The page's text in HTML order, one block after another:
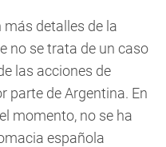
detalles de la
no se trata de un caso
las acciones de
parte de Argentina. En
momento, no se ha
española